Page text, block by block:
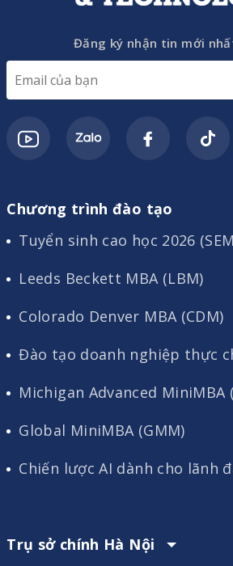
Đăng ký nhận tin mới
Chương trình đào tạo
Tuyển sinh cao học 2026
Leeds Beckett MBA (LBM)
Colorado Denver MBA (CDM)
Đào tạo doanh nghiệp thực
Michigan Advanced MiniMBA
Global MiniMBA (GMM)
Chiến lược AI dành cho lãnh
Trụ sở chính Hà Nội